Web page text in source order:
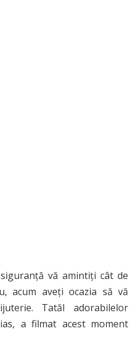
vă amintiți cât de
acum aveți ocazia să vă
Tatăl adorabilelor
a filmat acest moment